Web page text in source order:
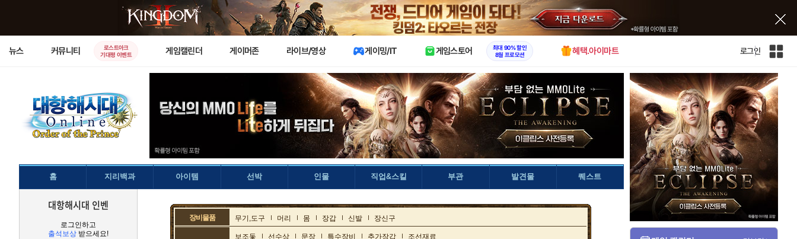
X
뉴스 커뮤니티
로스트아크
기대평 이벤트
게임캘린더 게이머존 라이브/영상 게이밍/IT 게임스토어
최대 90% 할인
8월 프로모션
혜택.아이마트 로그인
인
전
체
사
이
트
맵
홈 지리백과 아이템 선박 인물 직업&스킬 부관 발견물 퀘스트
대항해시대 인벤
로그인하고
출석보상 받으세요!
장비물품 무기,도구 머리 몸 장갑 신발 장신구
보조돛 선수상 문장 특수장비 추가장갑
조선재료